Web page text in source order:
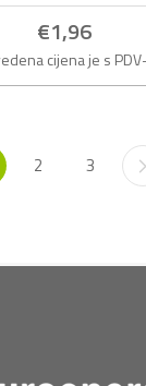
€1,96
cijena je s
2 3